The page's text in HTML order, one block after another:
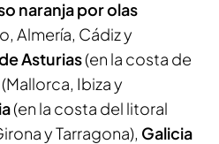
naranja por olas
Almería, Cádiz y
Asturias(en la costa de
(Mallorca, Ibiza y
(en la costa del litoral
y Tarragona), Galicia